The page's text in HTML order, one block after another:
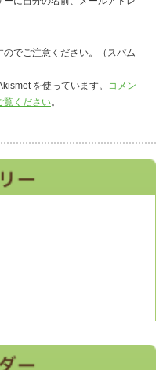
でご注意ください。（スパム
を使っています。 コメン
覧ください。